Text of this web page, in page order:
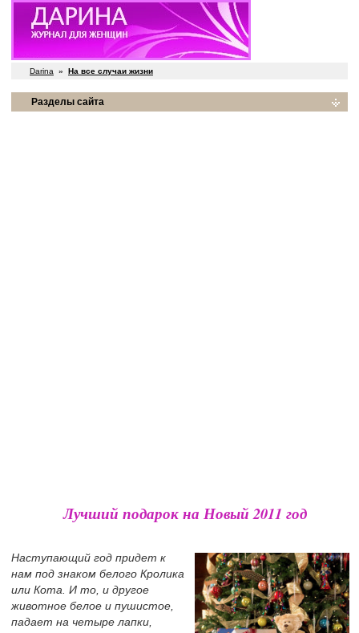
Darina » На все случаи жизни
Разделы сайта
Лучший подарок на Новый 2011 год
Наступающий год придет к
нам под знаком белого Кролика
или Кота. И то, и другое
животное белое и пушистое,
падает на четыре лапки,